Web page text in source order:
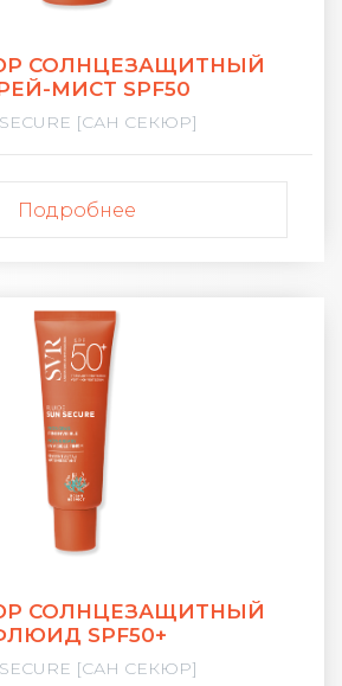
СОЛНЦЕЗАЩИТНЫЙ
МИСТ SPF50
SECURE [САН СЕКЮР]
Подробнее
СОЛНЦЕЗАЩИТНЫЙ
SPF50+
SECURE [САН СЕКЮР]